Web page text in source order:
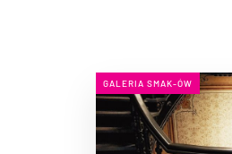
GALERIA SMAK-ÓW